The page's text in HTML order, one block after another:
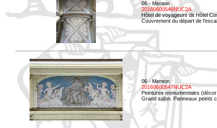
06 - Menton
20160600546NUC2A
Hôtel de voyageurs dit Hôtel
Couvrement du départ de
06 - Menton
20160600547NUC2A
Peintures monumentales
Grand salon. Panneaux peints